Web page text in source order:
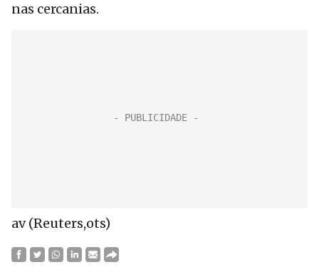
nas cercanias.
av (Reuters,ots)